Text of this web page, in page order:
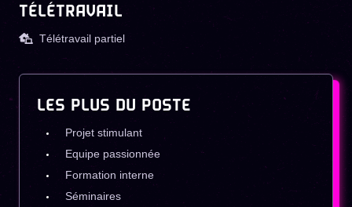
TÉLÉTRAVAIL
Télétravail partiel
LES PLUS DU POSTE
Projet stimulant
Equipe passionnée
Formation interne
Séminaires